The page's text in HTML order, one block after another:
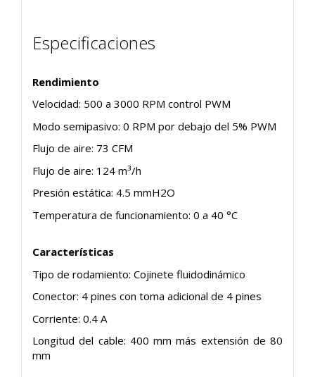
Especificaciones
Rendimiento
Velocidad: 500 a 3000 RPM control PWM
Modo semipasivo: 0 RPM por debajo del 5% PWM
Flujo de aire: 73 CFM
Flujo de aire: 124 m³/h
Presión estática: 4.5 mmH2O
Temperatura de funcionamiento: 0 a 40 °C
Características
Tipo de rodamiento: Cojinete fluidodinámico
Conector: 4 pines con toma adicional de 4 pines
Corriente: 0.4 A
Longitud del cable: 400 mm más extensión de 80
mm